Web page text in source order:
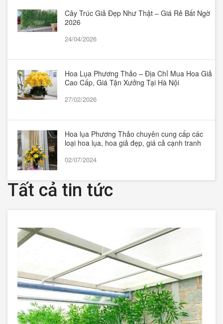
Cây Trúc Giả Đẹp Như Thật – Giá Rẻ Bất Ngờ
2026
24/04/2026
Hoa Lụa Phương Thảo – Địa Chỉ Mua Hoa Giả
Cao Cấp, Giá Tận Xưởng Tại Hà Nội
27/02/2026
Hoa lụa Phương Thảo chuyên cung cấp các
loại hoa lụa, hoa giả đẹp, giá cả cạnh tranh
02/07/2024
Tất cả tin tức